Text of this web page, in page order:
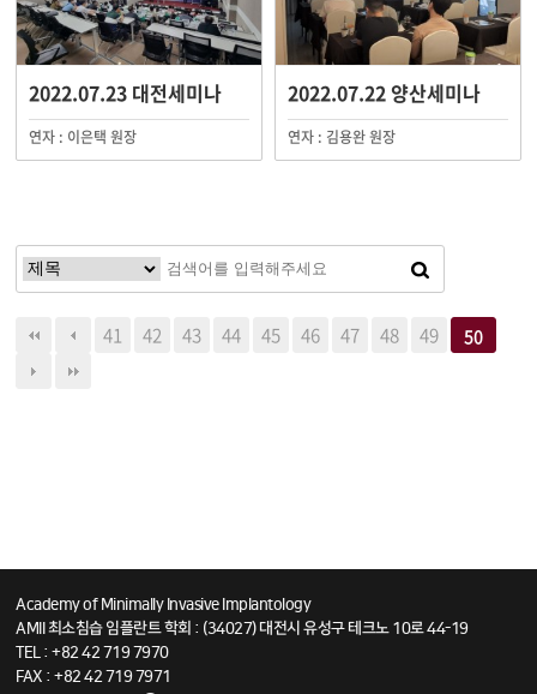
2022.07.23 대전세미나
연자 : 이은택 원장
2022.07.22 양산세미나
연자 : 김용완 원장
41 42 43 44 45 46 47 48 49 50
Academy of Minimally Invasive Implantology
AMII 최소침습 임플란트 학회 : (34027) 대전시 유성구 테크노 10로 44-19
TEL : +82 42 719 7970
FAX : +82 42 719 7971